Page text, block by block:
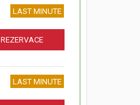
LAST MINUTE
REZERVACE
LAST MINUTE